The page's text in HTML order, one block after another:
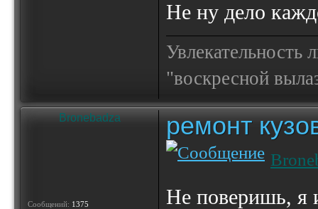
Не ну дело
Увлекательность
"воскресной
Bronebadza
Сообщений: 1375
ремонт
Не поверишь, я